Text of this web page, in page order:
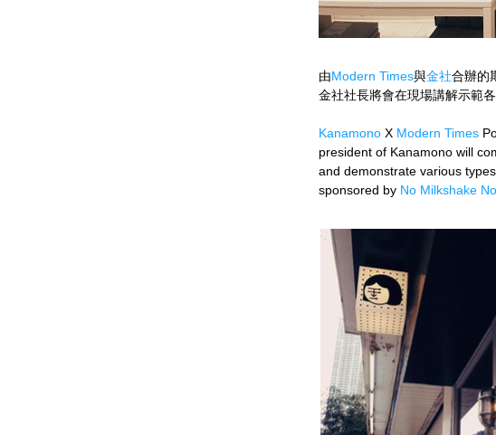
由Modern Times與金社合辦的
金社社長將會在現場講解示範各
Kanamono X Modern Times
president of Kanamono will
and demonstrate various
sponsored by No Milkshake